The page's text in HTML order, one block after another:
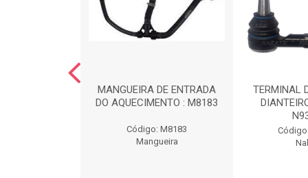
MANGUEIRA DE ENTRADA
DO AQUECIMENTO : M8183
Código: M8183
Mangueira
TERMINAL